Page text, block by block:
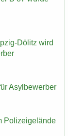
​Dölitz wird
Asyl­be­wer­ber
Po­li­zei­ge­län­de